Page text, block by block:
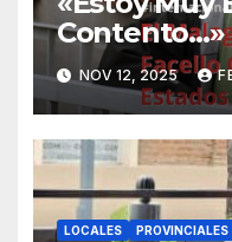
Contento…»
NOV 12, 2025
LOCALES PROVINCIALES